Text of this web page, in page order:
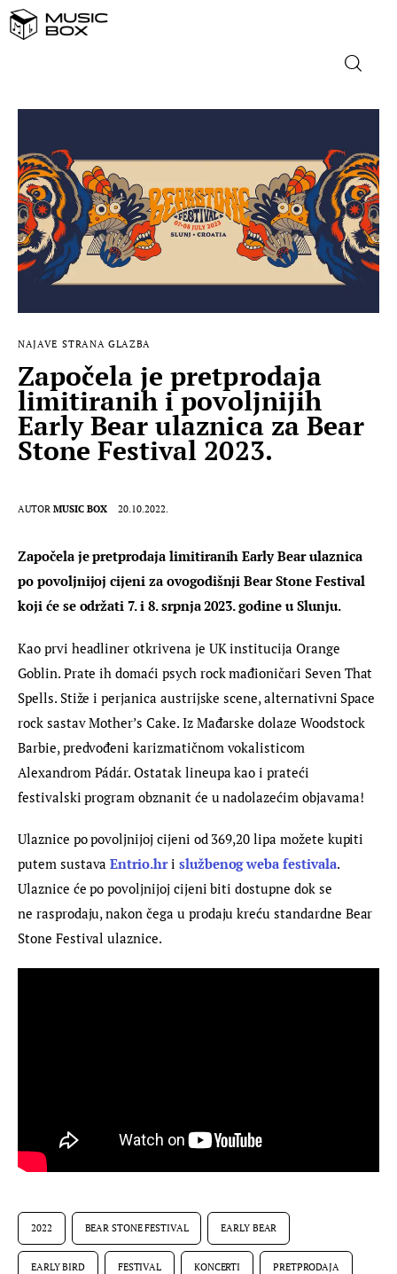
DOMAĆA GLAZBA
STRANA GLAZBA
FILM
NAJAVE STRANA GLAZBA
Započela je pretprodaja
limitiranih i povoljnijih
Early Bear ulaznica za Bear
Stone Festival 2023.
AUTOR MUSIC BOX 20.10.2022.
Započela je pretprodaja limitiranih Early Bear ulaznica
po povoljnijoj cijeni za ovogodišnji Bear Stone Festival
koji će se održati 7. i 8. srpnja 2023. godine u Slunju.
Kao prvi headliner otkrivena je UK institucija Orange
Goblin. Prate ih domaći psych rock mađioničari Seven That
Spells. Stiže i perjanica austrijske scene, alternativni Space
rock sastav Mother’s Cake. Iz Mađarske dolaze Woodstock
Barbie, predvođeni karizmatičnom vokalisticom
Alexandrom Pádár. Ostatak lineupa kao i prateći
festivalski program obznanit će u nadolazećim objavama!
Ulaznice po povoljnijoj cijeni od 369,20 lipa možete kupiti
putem sustava Entrio.hr i službenog weba festivala.
Ulaznice će po povoljnijoj cijeni biti dostupne dok se
ne rasprodaju, nakon čega u prodaju kreću standardne Bear
Stone Festival ulaznice.
2022 BEAR STONE FESTIVAL EARLY BEAR
EARLY BIRD FESTIVAL KONCERTI PRETPRODAJA